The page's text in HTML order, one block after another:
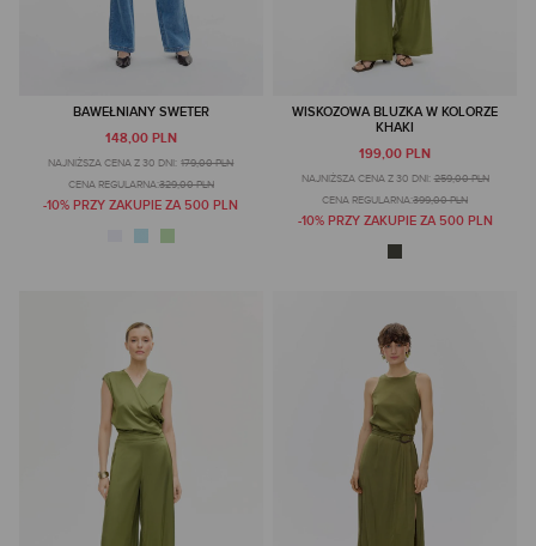
BAWEŁNIANY SWETER
148,00 PLN
NAJNIŻSZA CENA Z 30 DNI: 179,00 PLN
CENA REGULARNA:329,00 PLN
-10% PRZY ZAKUPIE ZA 500 PLN
WISKOZOWA BLUZKA W KOLORZE
KHAKI
199,00 PLN
NAJNIŻSZA CENA Z 30 DNI: 259,00 PLN
CENA REGULARNA:399,00 PLN
-10% PRZY ZAKUPIE ZA 500 PLN